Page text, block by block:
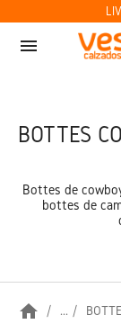
menu
BOTTES
Bottes de
bottes de
home ...